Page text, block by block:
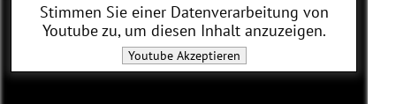
Stimmen Sie einer Datenverarbeitung von
Youtubezu, um diesen Inhalt anzuzeigen.
YoutubeAkzeptieren